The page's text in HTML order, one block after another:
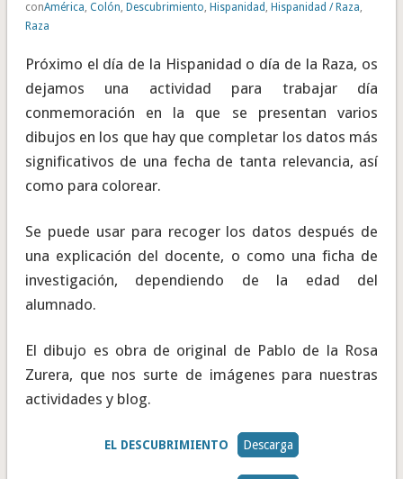
conAmérica, Colón, Descubrimiento, Hispanidad , Hispanidad / Raza,
Raza
Próximo el día de la Hispanidad o día de la Raza, os
dejamos una actividad para trabajar día
conmemoración en la que se presentan varios
dibujos en los que hay que completar los datos más
significativos de una fecha de tanta relevancia, así
como para colorear.
Se puede usar para recoger los datos después de
una explicación del docente, o como una ficha de
investigación, dependiendo de la edad del
alumnado.
El dibujo es obra de original de Pablo de la Rosa
Zurera, que nos surte de imágenes para nuestras
actividades y blog.
EL DESCUBRIMIENTO Descarga